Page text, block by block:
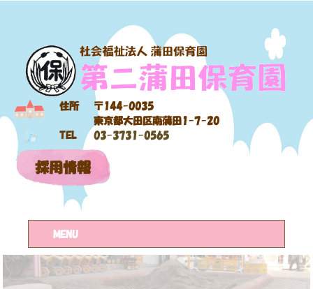
住所
〒144-0035
東京都大田区南蒲田1-7-20
TEL
03-3731-0565
採用情報
MENU